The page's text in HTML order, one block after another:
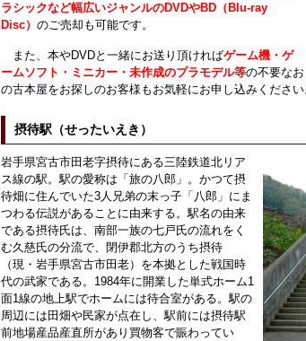
ラシックなど幅広いジャンルのDVDやBD（Blu-ray
Disc） のご売却も可能です。
また、本やDVDと一緒にお送り頂ければゲーム機・ゲ
ームソフト・ミニカー・未作成のプラモデル等の不要な
の古本屋をお探しのお客様もお気軽にお申し込みください
摂待駅（せったいえき）
岩手県宮古市田老字摂待にある三陸鉄道北リア
ス線の駅。駅の愛称は「旅の八郎」。かつて摂
待畑に住んでいた3人兄弟の末っ子「八郎」にま
つわる伝説があることに由来する。駅名の由来
である摂待氏は、南部一族の七戸氏の流れをく
む久慈氏の分流で、閉伊郡北方のうち摂待
（現・岩手県宮古市田老）を本拠とした戦国時
代の武家である。1984年に開業した単式ホーム1
面1線の地上駅でホームには待合室がある。駅の
周辺には田畑や民家が点在し、駅前には摂待駅
前地場産品産直所があり買物客で賑わってい